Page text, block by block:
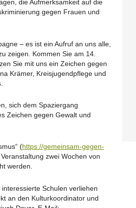
die Aufmerksamkeit auf die
gegen Frauen und
– es ist ein Aufruf an uns alle,
zeigen. Kommen Sie am 14.
Sie mit uns ein Zeichen gegen
Krämer, Kreisjugendpflege und
sich dem Spaziergang
Zeichen gegen Gewalt und
(https://gemeinsam-gegen-
zwei Wochen von
werden.
Schulen verliehen
an den Kulturkoordinator und